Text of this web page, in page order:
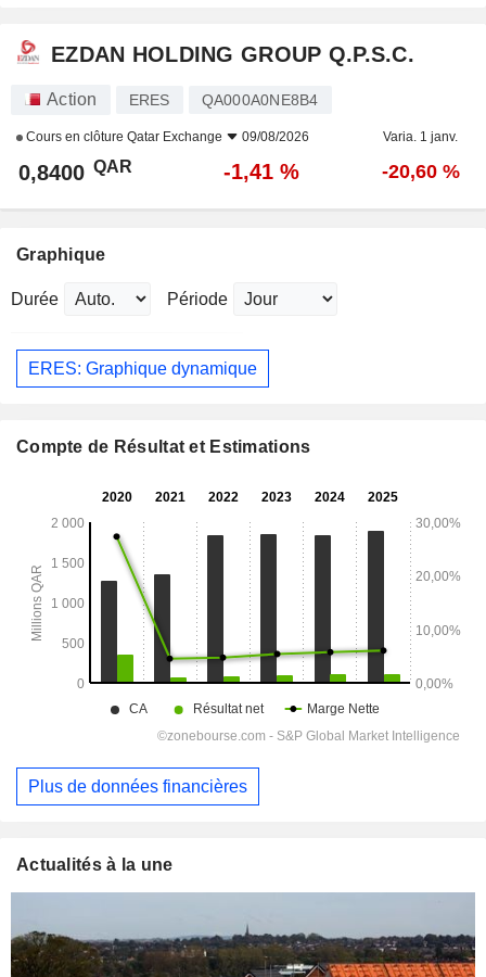
EZDAN HOLDING GROUP Q.P.S.C.
Action ERES QA000A0NE8B4
Cours en clôture Qatar Exchange 09/08/2026 Varia. 1 janv.
0,8400 QAR -1,41 % -20,60 %
Graphique
Durée Période
ERES: Graphique dynamique
Compte de Résultat et Estimations
Plus de données financières
Actualités à la une